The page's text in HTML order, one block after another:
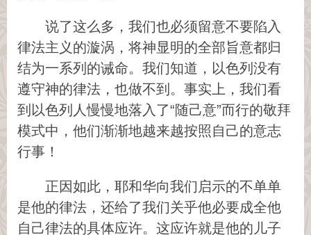
说了这么多，我们也必须留意不要陷入
律法主义的漩涡，将神显明的全部旨意都归
结为一系列的诫命。我们知道，以色列没有
遵守神的律法，也做不到。事实上，我们看
到以色列人慢慢地落入了“随己意”而行的敬拜
模式中，他们渐渐地越来越按照自己的意志
行事！
正因如此，耶和华向我们启示的不单单
是他的律法，还给了我们关乎他必要成全他
自己律法的具体应许。这应许就是他的儿子